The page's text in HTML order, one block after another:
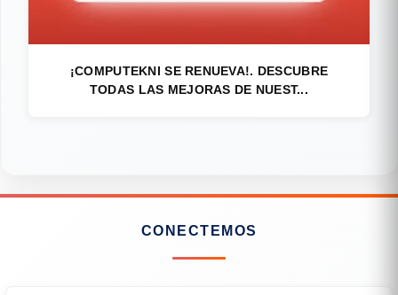
¡COMPUTEKNI SE RENUEVA!. DESCUBRE
TODAS LAS MEJORAS DE NUEST...
CONECTEMOS